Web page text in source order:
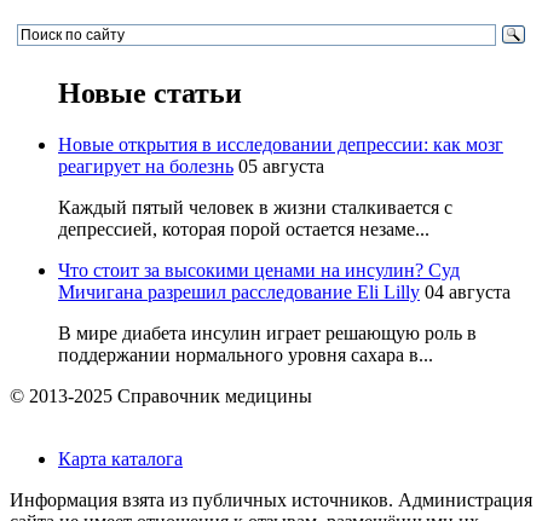
Новые статьи
Новые открытия в исследовании депрессии: как мозг
реагирует на болезнь 05 августа
Каждый пятый человек в жизни сталкивается с
депрессией, которая порой остается незаме...
Что стоит за высокими ценами на инсулин? Суд
Мичигана разрешил расследование Eli Lilly 04 августа
В мире диабета инсулин играет решающую роль в
поддержании нормального уровня сахара в...
© 2013-2025 Справочник медицины
Карта каталога
Информация взята из публичных источников. Администрация